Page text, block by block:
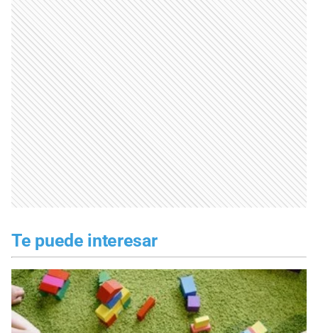
Te puede interesar